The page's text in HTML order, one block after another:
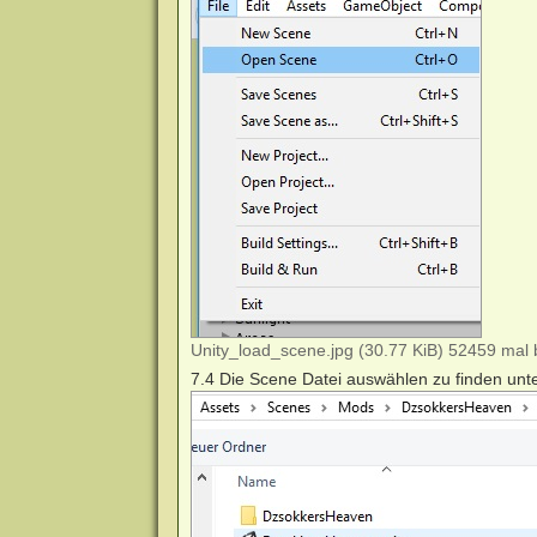
Unity_load_scene.jpg (30.77 KiB) 52459 mal
7.4 Die Scene Datei auswählen zu finden